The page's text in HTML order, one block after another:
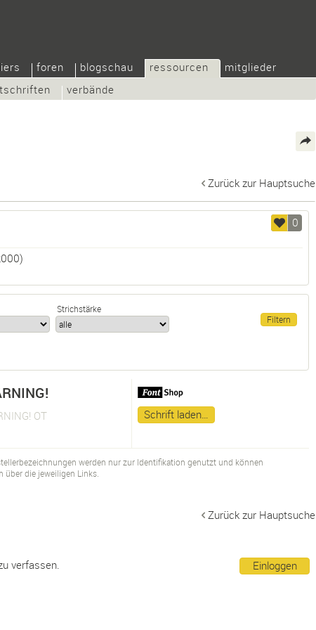
foren blogschau
ressourcen
verbände
mitglieder
Zurück zur Hauptsuche
0
Strichstärke
OT Schrift laden…
werden nur zur Identifikation genutzt und können
über die jeweiligen Links.
Zurück zur Hauptsuche
Einloggen
verfassen.